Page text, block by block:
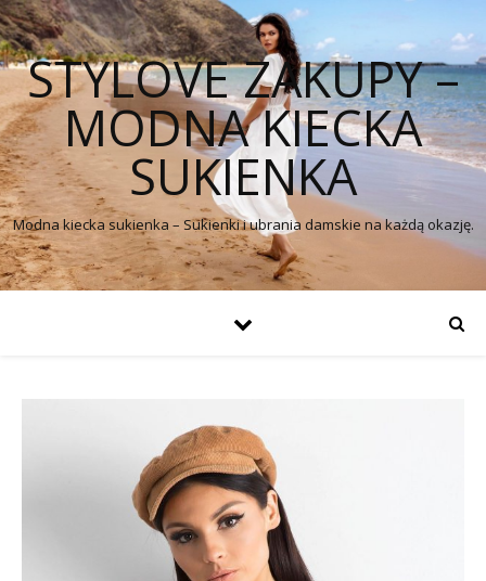
STYLOVE ZAKUPY –
MODNA KIECKA
SUKIENKA
Modna kiecka sukienka – Sukienki i ubrania damskie na każdą okazję.